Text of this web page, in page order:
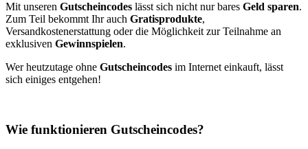
Mit unseren Gutscheincodes lässt sich nicht nur bares Geld sparen.
Zum Teil bekommt Ihr auch Gratisprodukte,
Versandkostenerstattung oder die Möglichkeit zur Teilnahme an
exklusiven Gewinnspielen.
Wer heutzutage ohne Gutscheincodes im Internet einkauft, lässt
sich einiges entgehen!
Wie funktionieren Gutscheincodes?